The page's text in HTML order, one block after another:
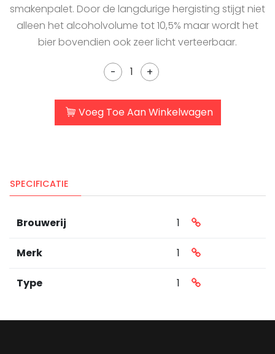
smakenpalet. Door de langdurige hergisting stijgt niet
alleen het alcoholvolume tot 10,5% maar wordt het
bier bovendien ook zeer licht verteerbaar.
- +
Voeg Toe Aan Winkelwagen
SPECIFICATIE
Brouwerij 1
Merk 1
Type 1